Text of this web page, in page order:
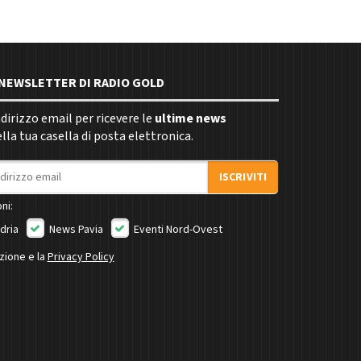
DI RADIO GOLD
email per ricevere le ultime news
tua casella di posta elettronica.
ISCRIVITI
News Pavia
Eventi Nord-Ovest
e la Privacy Policy